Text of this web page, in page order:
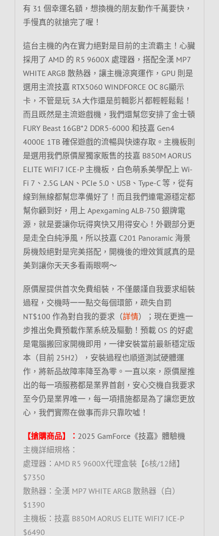
有 31 個幸運名額，想換機的朋友動作千萬要快，
手慢真的就搶完了喔！
這台主機的內在實力絕對是目前的主流霸主！心臟
採用了 AMD 的 R5 9600X 處理器，搭配全漢 MP7
WHITE ARGB 散熱器，讓主機涼爽運作，GPU 則是
選用主流技嘉 RTX5060 WINDFORCE OC 8G顯示
卡，不管是玩 3A 大作還是剪輯影片都輕輕鬆鬆！
而且既然是主流遊戲機，我們還幫您安排了金士頓
FURY Beast 16GB*2 DDR5-6000 和技嘉 Gen4
4000E 1TB 確保遊戲的流暢與快速存取。主機板則
是選用我們原價屋獨家販售的技嘉 B850M AORUS
ELITE WIFI7 ICE-P 主機板，白色萌系美學配上 Wi-
Fi 7、2.5G LAN、PCIe 5.0、USB、Type-C 等，從有
線到無線都幫您準備好了！而且我們連電源穩定都
幫你顧到好，用上 Apexgaming ALB-750 銀牌電
源，就是要讓你玩得爽快又用得安心！外觀部分更
是走全白純淨風，所以技嘉 C201 Panoramic 海景
房機殼絕對是完美搭配，開機後的燈效質感真的是
美到讓你天天多看兩眼啊～
原價屋提供首次免費組裝，不僅嚴謹自我要求組裝
過程，交機時一一點交每個環節，疏失自罰
NT$100 作為對自我的要求（詳情）；現在更進一
步推出免費預載作業系統及驅動！預載 OS 的好處
是電腦搬回家開機即用，一律安裝當前最新穩定版
本（目前 25H2），安裝過程也順道測試硬體運
作，將新品故障率降至為零。一直以來，原價屋推
出的每一項服務都是業界首創，安心交機自我要求
至今仍是業界唯一，每一項措施都是為了讓您更放
心，我們實際在做事而非只靠吹噓！
【搶購商品】： 2025 GamForce《技嘉》體驗機
主機詳細規格：
處理器：AMD R5 9600X代理盒裝【6核/12緒】
$7350
散熱器：全漢 MP7 WHITE ARGB 散熱器（白）
$1390
主機板：技嘉 B850M AORUS ELITE WIFI7 ICE-P
$6490